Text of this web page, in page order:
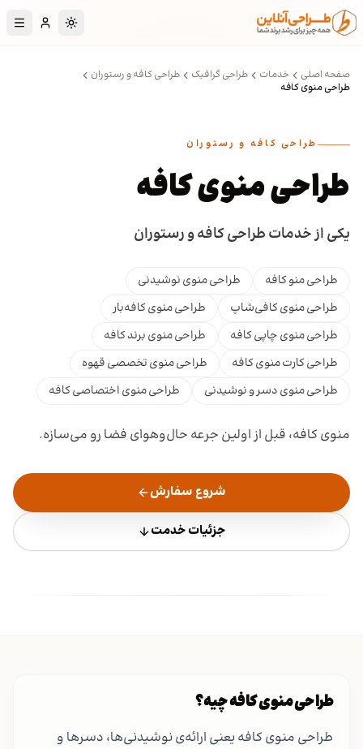
پرش به محتوای اصلی
تغییر به حالت
صفحه اصلی خدمات طراحی گرافیک
طراحی کافه و رستوران
طراحی منوی کافه
طراحی کافه و رستوران
طراحی منوی کافه
یکی از خدمات طراحی کافه و رستوران
طراحی منو کافه
طراحی منوی نوشیدنی
طراحی منوی کافی‌شاپ
طراحی منوی کافه‌بار
طراحی منوی چاپی کافه
طراحی منوی برند کافه
طراحی کارت منوی کافه
طراحی منوی تخصصی قهوه
طراحی منوی دسر و نوشیدنی
طراحی منوی اختصاصی کافه
منوی کافه، قبل از اولین جرعه حال‌وهوای فضا رو می‌سازه.
شروع سفارش
جزئیات خدمت
طراحی منوی کافه چیه؟
طراحی منوی کافه یعنی ارائه‌ی نوشیدنی‌ها، دسرها و